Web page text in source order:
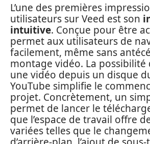
L’une des premières
utilisateurs sur Veed est son
intuitive. Conçue pour être
permet aux utilisateurs de
facilement, même sans
montage vidéo. La
une vidéo depuis un disque
YouTube simplifie le
projet. Concrètement, un
permet de lancer le
que l’espace de travail offre
variées telles que le